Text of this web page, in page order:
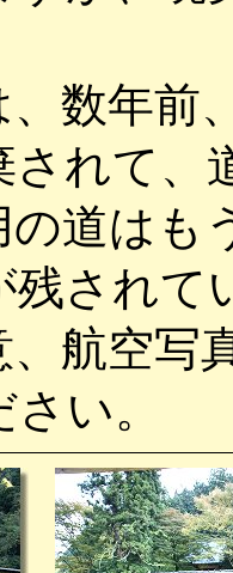
、数年前
されて、
の道はも
残されて
、航空写
い。